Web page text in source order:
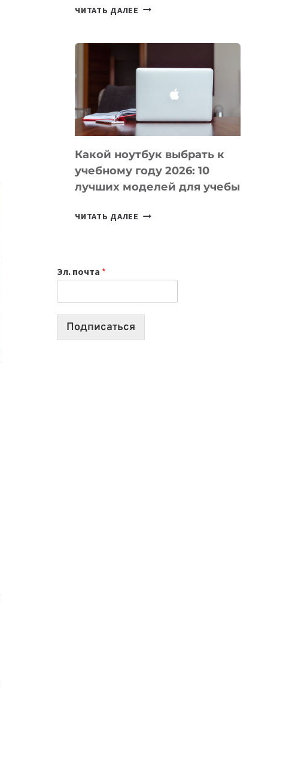
ЧИТАТЬ ДАЛЕЕ
КОТОРЫЕ
СОЗДАВАТЬ
БЕЗ
КОДА
Какой ноутбук выбрать к
учебному году 2026: 10
лучших моделей для учебы
ЧИТАТЬ ДАЛЕЕ КАКОЙ
2026:
10
Эл. почта *
Подписаться